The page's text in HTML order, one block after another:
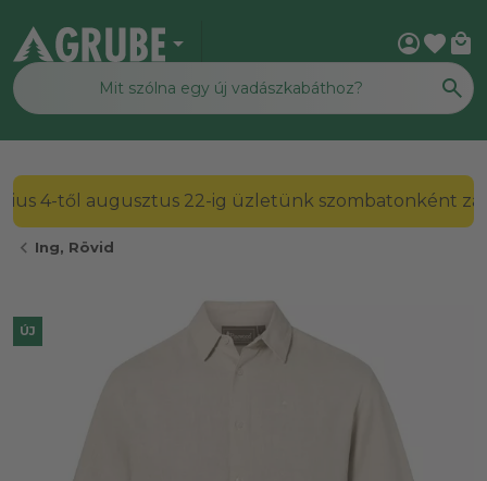
arrow_drop_down account_circlefavorite local_mall
2026. július 4-től augusztus 22-ig üzletünk
chevron_left Ing, Rövid
ÚJ